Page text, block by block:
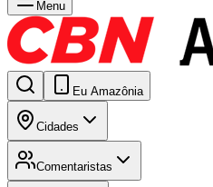
Menu
Eu Amazônia
Cidades
Comentaristas